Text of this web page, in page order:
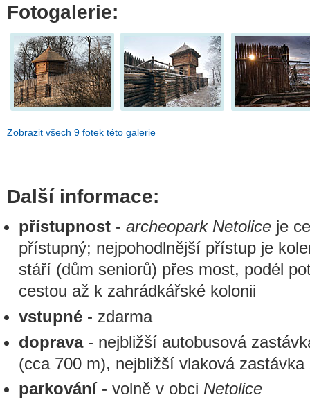
Fotogalerie:
Zobrazit všech 9 fotek této galerie
Další informace:
přístupnost -archeopark Netolice je
přístupný; nejpohodlnější přístup je
stáří (dům seniorů) přes most, podél
cestou až k zahrádkářské kolonii
vstupné - zdarma
doprava- nejbližší autobusová
(cca 700 m), nejbližší vlaková zastávka
parkování- volně v obciNetolice